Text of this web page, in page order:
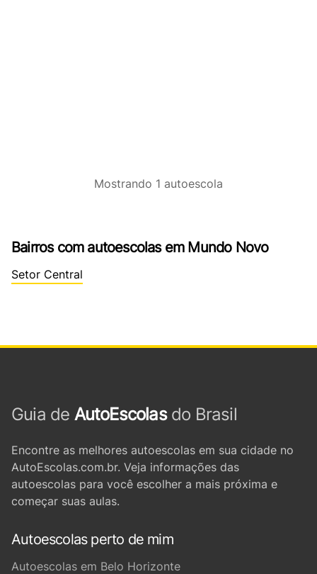
Bairros com autoescolas em Mundo Novo
Setor Central
Mostrando 1 autoescola
Guia de AutoEscolasdo Brasil
Encontre as melhores autoescolas em sua cidade no
AutoEscolas.com.br. Veja informações das
autoescolas para você escolher a mais próxima e
começar suas aulas.
Autoescolas perto de mim
Autoescolas em Belo Horizonte